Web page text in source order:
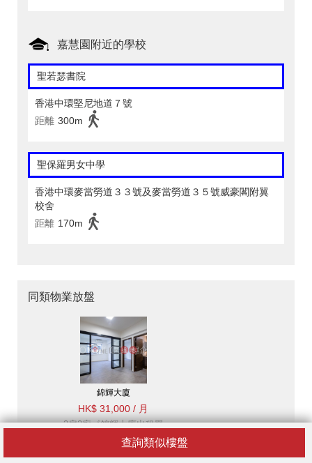
查詢類似樓盤
嘉慧園附近的學校
聖若瑟書院
香港中環堅尼地道７號
距離 300m
聖保羅男女中學
香港中環麥當勞道３３號及麥當勞道３５號威豪閣附翼
校舍
距離 170m
同類物業放盤
錦輝大廈
HK$ 31,000 / 月
2房2廁《錦輝大廈出租單
位》